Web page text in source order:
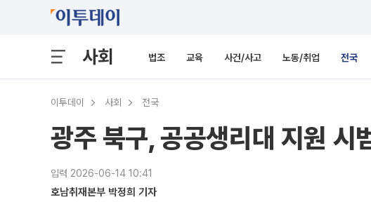
사회 법조 교육 사건/사고 노동/취업 전국
이투데이 사회 전국
광주 북구, 공공생리대 지원 시
입력 2026-06-14 10:41
호남취재본부 박정희 기자